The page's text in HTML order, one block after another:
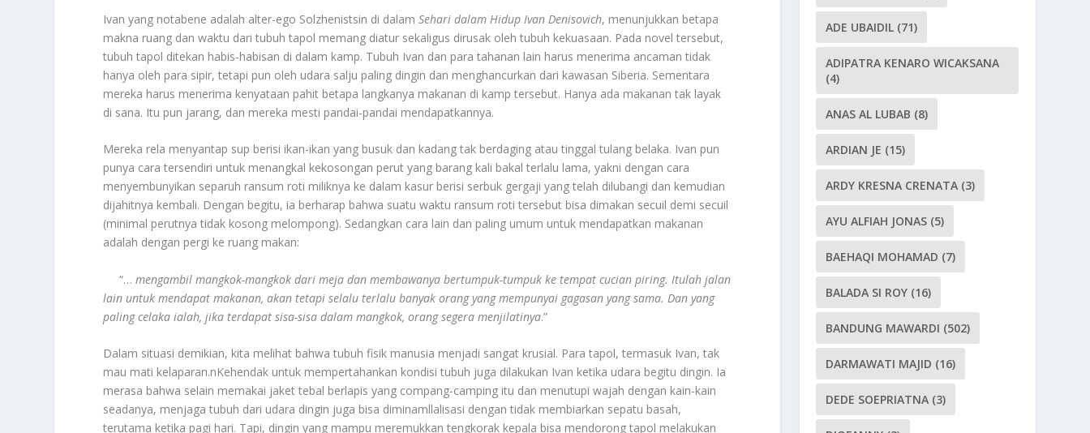
Ivan yang notabene adalah alter-ego Solzhenistsin di dalamSehari dalam Hidup Ivan Denisovich, menunjukkan betapa
makna ruang dan waktu dari tubuh tapol memang diatur sekaligus dirusak oleh tubuh kekuasaan. Pada novel tersebut,
tubuh tapol ditekan habis-habisan di dalam kamp. Tubuh Ivan dan para tahanan lain harus menerima ancaman tidak
hanya oleh para sipir, tetapi pun oleh udara salju paling dingin dan menghancurkan dari kawasan Siberia. Sementara
mereka harus menerima kenyataan pahit betapa langkanya makanan di kamp tersebut. Hanya ada makanan tak layak
di sana. Itu pun jarang, dan mereka mesti pandai-pandai mendapatkannya.
Mereka rela menyantap sup berisi ikan-ikan yang busuk dan kadang tak berdaging atau tinggal tulang belaka. Ivan pun
punya cara tersendiri untuk menangkal kekosongan perut yang barang kali bakal terlalu lama, yakni dengan cara
menyembunyikan separuh ransum roti miliknya ke dalam kasur berisi serbuk gergaji yang telah dilubangi dan kemudian
dijahitnya kembali. Dengan begitu, ia berharap bahwa suatu waktu ransum roti tersebut bisa dimakan secuil demi secuil
(minimal perutnya tidak kosong melompong). Sedangkan cara lain dan paling umum untuk mendapatkan makanan
adalah dengan pergi ke ruang makan:
“…mengambil mangkok-mangkok dari meja dan membawanya bertumpuk-tumpuk ke tempat cucian piring. Itulah jalan
lain untuk mendapat makanan, akan tetapi selalu terlalu banyak orang yang mempunyai gagasan yang sama. Dan yang
paling celaka ialah, jika terdapat sisa-sisa dalam mangkok, orang segera menjilatinya.”
Dalam situasi demikian, kita melihat bahwa tubuh fisik manusia menjadi sangat krusial. Para tapol, termasuk Ivan, tak
mau mati kelaparan.nKehendak untuk mempertahankan kondisi tubuh juga dilakukan Ivan ketika udara begitu dingin. Ia
merasa bahwa selain memakai jaket tebal berlapis yang compang-camping itu dan menutupi wajah dengan kain-kain
seadanya, menjaga tubuh dari udara dingin juga bisa diminamllalisasi dengan tidak membiarkan sepatu basah,
terutama ketika pagi hari. Tapi, dingin yang mampu meremukkan tengkorak kepala bisa mendorong tapol melakukan
ADE UBAIDIL (71)
ADIPATRA KENARO WICAKSANA
(4)
ANAS AL LUBAB (8)
ARDIAN JE (15)
ARDY KRESNA CRENATA (3)
AYU ALFIAH JONAS (5)
BAEHAQI MOHAMAD (7)
BALADA SI ROY (16)
BANDUNG MAWARDI (502)
DARMAWATI MAJID (16)
DEDE SOEPRIATNA (3)